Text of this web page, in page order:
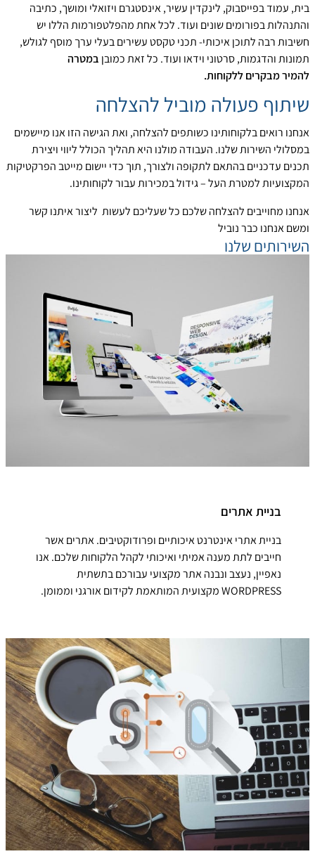
בית, עמוד בפייסבוק, לינקדין עשיר, אינסטגרם ויזואלי ומושך, כתיבה
והתנהלות בפורומים שונים ועוד. לכל אחת מהפלטפורמות הללו יש
חשיבות רבה לתוכן איכותי- תכני טקסט עשירים בעלי ערך מוסף לגולש,
תמונות והדגמות, סרטוני וידאו ועוד. כל זאת כמובן במטרה
להמיר מבקרים ללקוחות.
שיתוף פעולה מוביל להצלחה
אנחנו רואים בלקוחותינו כשותפים להצלחה, ואת הגישה הזו אנו מיישמים
במסלולי השירות שלנו. העבודה מולנו היא תהליך הכולל ליווי ויצירת
תכנים עדכניים בהתאם לתקופה ולצורך, תוך כדי יישום מייטב הפרקטיקות
המקצועיות למטרת העל – גידול במכירות עבור לקוחותינו.
אנחנו מחוייבים להצלחה שלכם כל שעליכם לעשות ליצור איתנו קשר
ומשם אנחנו כבר נוביל
השירותים שלנו
בניית אתרים
בניית אתרי אינטרנט איכותיים ופרודוקטיבים. אתרים אשר
חייבים לתת מענה אמיתי ואיכותי לקהל הלקוחות שלכם. אנו
נאפיין, נעצב ונבנה אתר מקצועי עבורכם בתשתית
WORDPRESS מקצועית המותאמת לקידום אורגני וממומן.